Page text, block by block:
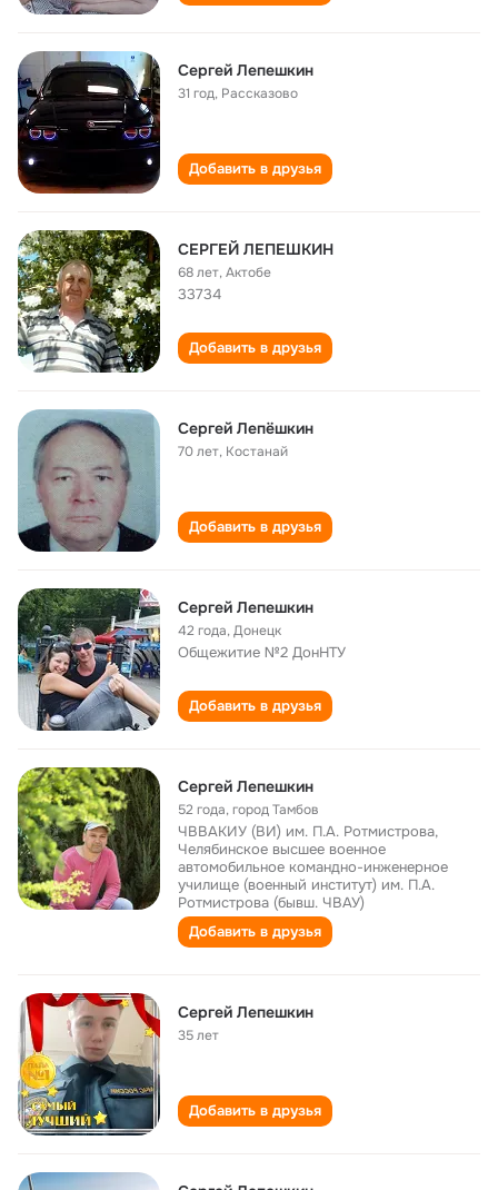
Сергей Лепешкин
31 год, Рассказово
Добавить в друзья
СЕРГЕЙ ЛЕПЕШКИН
68 лет,Актобе
33734
Добавить в друзья
Сергей Лепёшкин
70 лет, Костанай
Добавить в друзья
Сергей Лепешкин
42 года,Донецк
Общежитие №2 ДонНТУ
Добавить в друзья
Сергей Лепешкин
52 года,город Тамбов
ЧВВАКИУ (ВИ) им. П.А. Ротмистрова,
Челябинское высшее военное
автомобильное командно-инженерное
училище (военный институт) им. П.А.
Ротмистрова (бывш. ЧВАУ)
Добавить в друзья
Сергей Лепешкин
35 лет
Добавить в друзья